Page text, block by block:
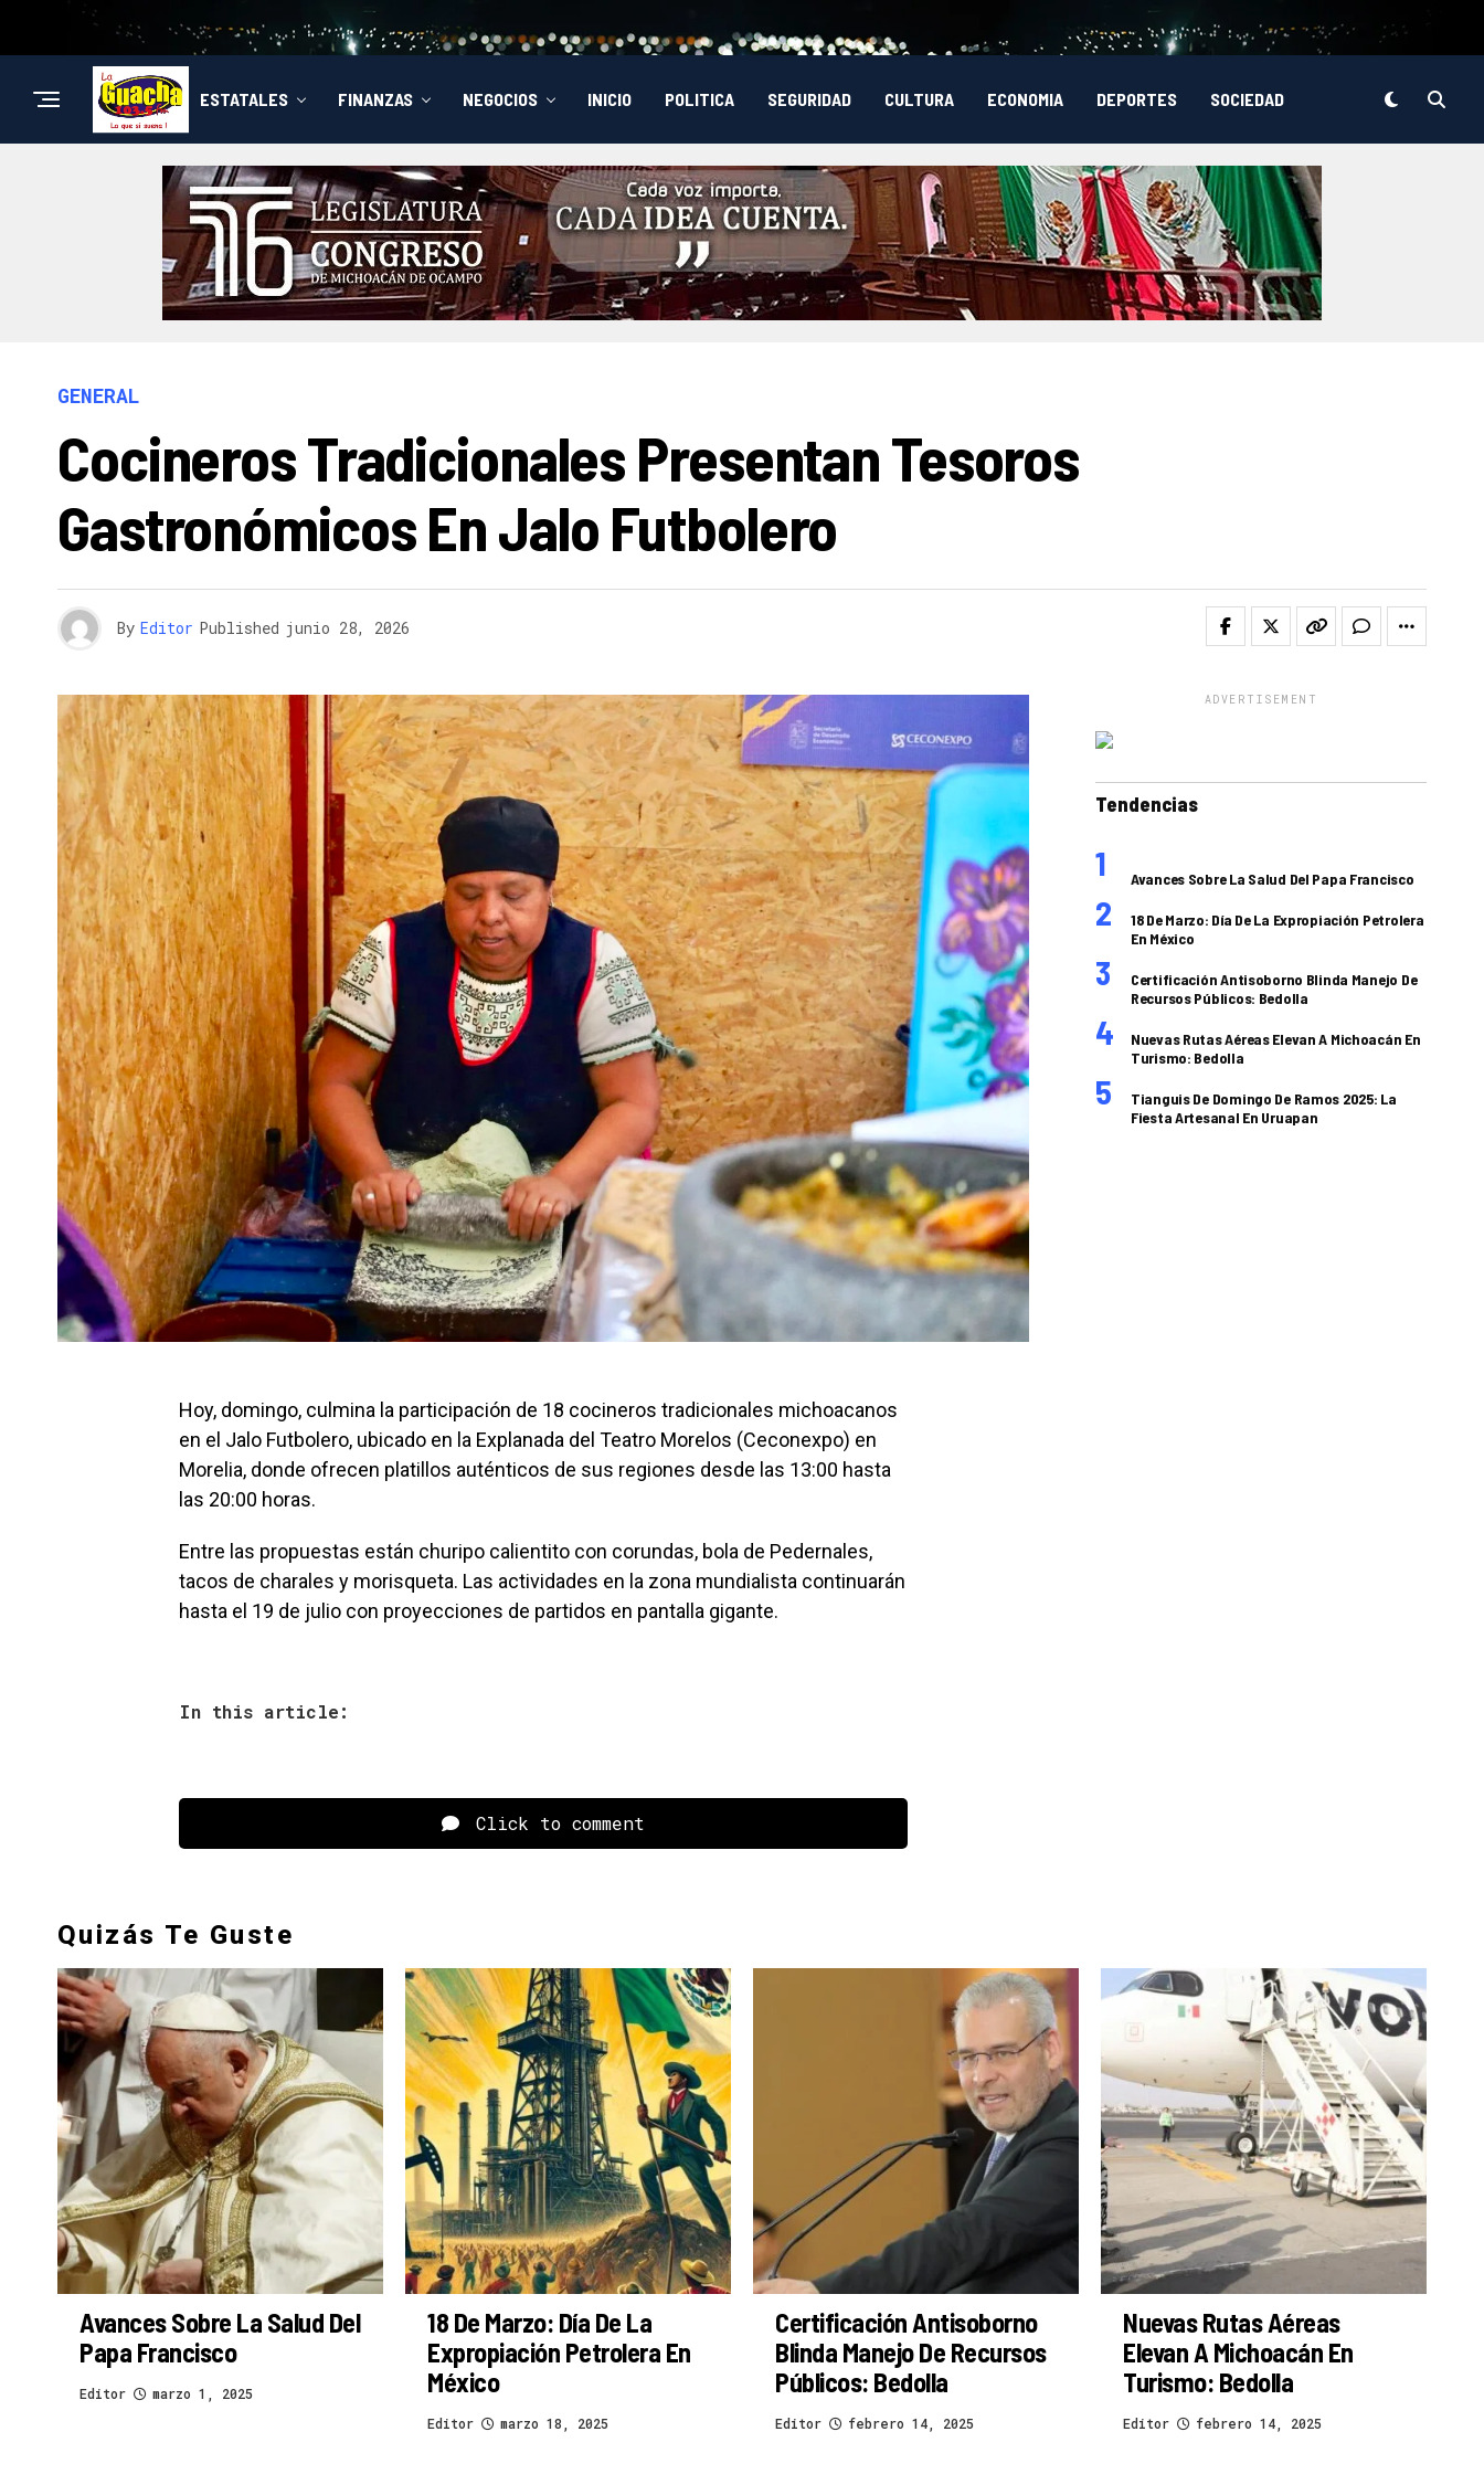
ESTATALES FINANZAS NEGOCIOS INICIO POLITICA SEGURIDAD CULTURA ECONOMIA DEPORTES SOCIEDAD
GENERAL
Cocineros Tradicionales Presentan Tesoros
Gastronómicos En Jalo Futbolero
By Editor Published junio 28, 2026
Hoy, domingo, culmina la participación de 18 cocineros tradicionales michoacanos
en el Jalo Futbolero, ubicado en la Explanada del Teatro Morelos (Ceconexpo) en
Morelia, donde ofrecen platillos auténticos de sus regiones desde las 13:00 hasta
las 20:00 horas.
Entre las propuestas están churipo calientito con corundas, bola de Pedernales,
tacos de charales y morisqueta. Las actividades en la zona mundialista continuarán
hasta el 19 de julio con proyecciones de partidos en pantalla gigante.
In this article:
Click to comment
ADVERTISEMENT
Tendencias
Avances Sobre La Salud Del Papa Francisco
18 De Marzo: Día De La Expropiación Petrolera
En México
Certificación Antisoborno Blinda Manejo De
Recursos Públicos: Bedolla
Nuevas Rutas Aéreas Elevan A Michoacán En
Turismo: Bedolla
Tianguis De Domingo De Ramos 2025: La
Fiesta Artesanal En Uruapan
Quizás Te Guste
Avances Sobre La Salud Del
Papa Francisco
Editor marzo 1, 2025
18 De Marzo: Día De La
Expropiación Petrolera En
México
Editor marzo 18, 2025
Certificación Antisoborno
Blinda Manejo De Recursos
Públicos: Bedolla
Editor febrero 14, 2025
Nuevas Rutas Aéreas
Elevan A Michoacán En
Turismo: Bedolla
Editor febrero 14, 2025